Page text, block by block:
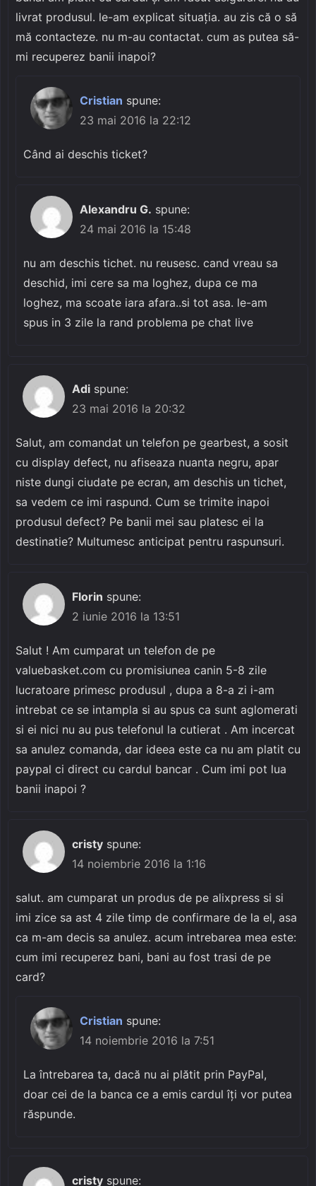
livrat produsul. le-am explicat situația. au zis că o să
mă contacteze. nu m-au contactat. cum as putea să-
mi recuperez banii inapoi?
Cristian spune:
23 mai 2016 la 22:12
Când ai deschis ticket?
Alexandru G. spune:
24 mai 2016 la 15:48
nu am deschis tichet. nu reusesc. cand vreau sa
deschid, imi cere sa ma loghez, dupa ce ma
loghez, ma scoate iara afara..si tot asa. le-am
spus in 3 zile la rand problema pe chat live
Adi spune:
23 mai 2016 la 20:32
Salut, am comandat un telefon pe gearbest, a sosit
cu display defect, nu afiseaza nuanta negru, apar
niste dungi ciudate pe ecran, am deschis un tichet,
sa vedem ce imi raspund. Cum se trimite inapoi
produsul defect? Pe banii mei sau platesc ei la
destinatie? Multumesc anticipat pentru raspunsuri.
Florin spune:
2 iunie 2016 la 13:51
Salut ! Am cumparat un telefon de pe
valuebasket.com cu promisiunea canin 5-8 zile
lucratoare primesc produsul , dupa a 8-a zi i-am
intrebat ce se intampla si au spus ca sunt aglomerati
si ei nici nu au pus telefonul la cutierat . Am incercat
sa anulez comanda, dar ideea este ca nu am platit cu
paypal ci direct cu cardul bancar . Cum imi pot lua
banii inapoi ?
cristy spune:
14 noiembrie 2016 la 1:16
salut. am cumparat un produs de pe alixpress si si
imi zice sa ast 4 zile timp de confirmare de la el, asa
ca m-am decis sa anulez. acum intrebarea mea este:
cum imi recuperez bani, bani au fost trasi de pe
card?
Cristian spune:
14 noiembrie 2016 la 7:51
La întrebarea ta, dacă nu ai plătit prin PayPal,
doar cei de la banca ce a emis cardul îți vor putea
răspunde.
cristy spune: